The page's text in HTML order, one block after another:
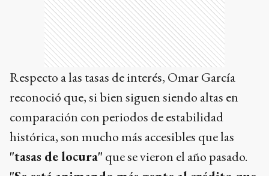
Respecto a las tasas de interés, Omar García
reconoció que, si bien siguen siendo altas en
comparación con periodos de estabilidad
histórica, son mucho más accesibles que las
"tasas de locura" que se vieron el año pasado.